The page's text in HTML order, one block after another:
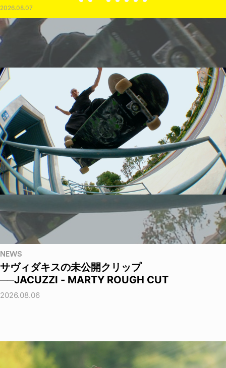
2026.08.07
NEWS
サヴィダキスの未公開クリップ
──JACUZZI - MARTY ROUGH CUT
2026.08.06